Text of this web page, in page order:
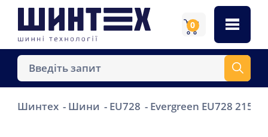
0
Шинтех Шини EU728 Evergreen EU728 215/